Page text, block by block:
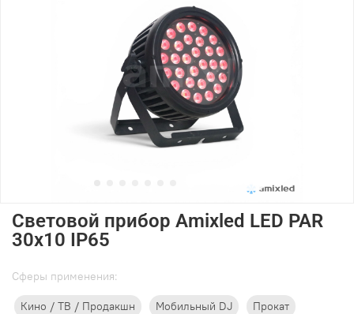
Световой прибор Amixled LED PAR
30x10 IP65
Cферы применения:
Кино / ТВ / Продакшн Мобильный DJ Прокат